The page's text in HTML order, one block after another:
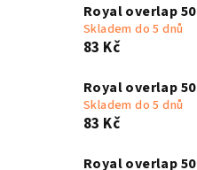
Royal overlap
Skladem do 5 dnů
83 Kč
Royal overlap
Skladem do 5 dnů
83 Kč
Royal overlap